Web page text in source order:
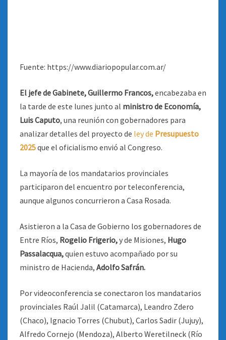
Fuente: https://www.diariopopular.com.ar/
El jefe de Gabinete, Guillermo Francos,encabezaba en
la tarde de este lunes junto al ministro de Economía,
Luis Caputo, una reunión con gobernadores para
analizar detalles del proyecto de ley de Presupuesto
2025que el oficialismo envió al Congreso.
La mayoría de los mandatarios provinciales
participaron del encuentro por teleconferencia,
aunque algunos concurrieron a Casa Rosada.
Asistieron a la Casa de Gobierno los gobernadores de
Entre Ríos, Rogelio Frigerio,y de Misiones, Hugo
Passalacqua,quien estuvo acompañado por su
ministro de Hacienda, Adolfo Safrán.
Por videoconferencia se conectaron los mandatarios
provinciales Raúl Jalil (Catamarca), Leandro Zdero
(Chaco), Ignacio Torres (Chubut), Carlos Sadir (Jujuy),
Alfredo Cornejo (Mendoza), Alberto Weretilneck (Río